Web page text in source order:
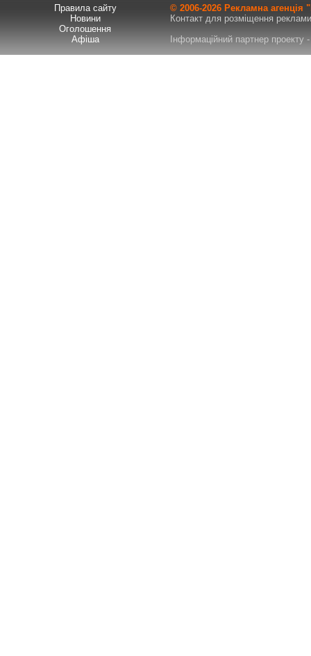
Правила сайту
Новини
Оголошення
Афіша
© 2006-2026 Рекламна
Контакт для розміщення
Інформаційний партнер проекту